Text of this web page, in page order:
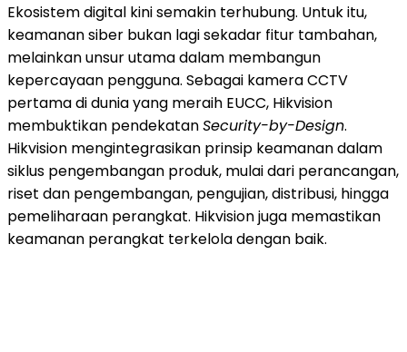
Ekosistem digital kini semakin terhubung. Untuk itu,
keamanan siber bukan lagi sekadar fitur tambahan,
melainkan unsur utama dalam membangun
kepercayaan pengguna. Sebagai kamera CCTV
pertama di dunia yang meraih EUCC, Hikvision
membuktikan pendekatanSecurity-by-Design.
Hikvision mengintegrasikan prinsip keamanan dalam
siklus pengembangan produk, mulai dari perancangan,
riset dan pengembangan, pengujian, distribusi, hingga
pemeliharaan perangkat. Hikvision juga memastikan
keamanan perangkat terkelola dengan baik.